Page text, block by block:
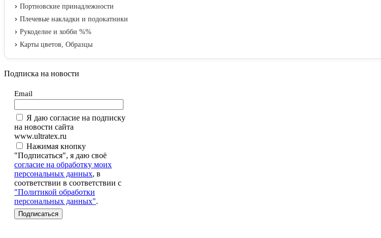
Портновские принадлежности
Плечевые накладки и подокатники
Рукоделие и хобби %%
Карты цветов, Образцы
Подписка на новости
Email
Я даю согласие на подписку
на новости сайта
www.ultratex.ru
Нажимая кнопку
"Подписаться", я даю своё
согласие на обработку моих
персональных данных, в
соответствии в соответствии с
"Политикой обработки
персональных данных".